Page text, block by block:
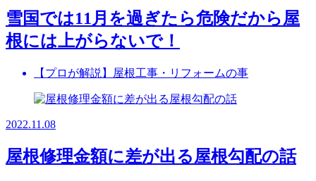
雪国では11月を過ぎたら危険だから屋
根には上がらないで！
【プロが解説】屋根工事・リフォームの事
2022.11.08
屋根修理金額に差が出る屋根勾配の話